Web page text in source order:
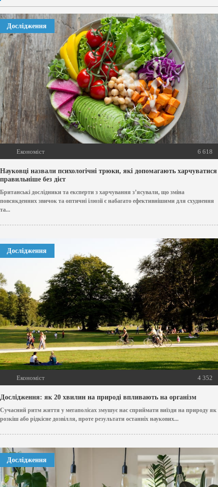
Дослідження
Економіст 6 618
Науковці назвали психологічні трюки, які допомагають харчуватися
правильніше без дієт
Британські дослідники та експерти з харчування з’ясували, що зміна
повсякденних звичок та оптичні ілюзії є набагато ефективнішими для схуднення
та...
Дослідження
Економіст 4 352
Дослідження: як 20 хвилин на природі впливають на організм
Сучасний ритм життя у мегаполісах змушує нас сприймати виїзди на природу як
розкіш або рідкісне дозвілля, проте результати останніх наукових...
Дослідження